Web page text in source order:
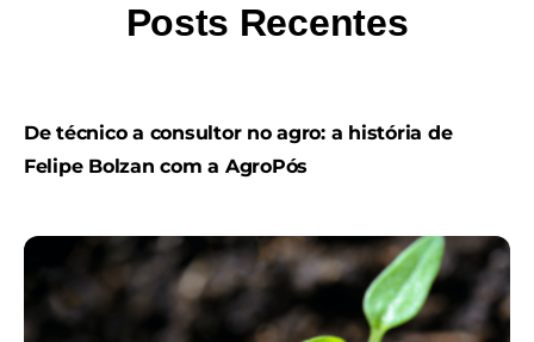
Posts Recentes
De técnico a consultor no agro: a história de
Felipe Bolzan com a AgroPós